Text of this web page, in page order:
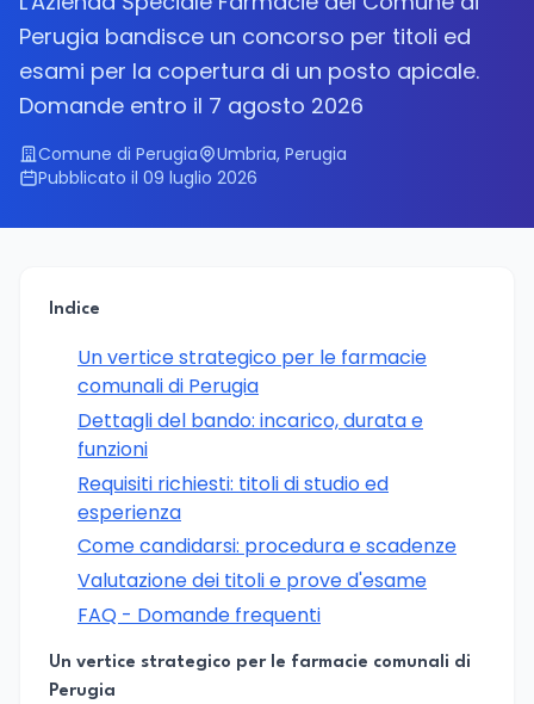
Perugia bandisce un concorso per titoli ed
esami per la copertura di un posto apicale.
Domande entro il 7 agosto 2026
Comune di Perugia
Umbria, Perugia
Pubblicato il 09 luglio 2026
Indice
Un vertice strategico per le farmacie
comunali di Perugia
Dettagli del bando: incarico, durata e
funzioni
Requisiti richiesti: titoli di studio ed
esperienza
Come candidarsi: procedura e scadenze
Valutazione dei titoli e prove d'esame
FAQ - Domande frequenti
Un vertice strategico per le farmacie comunali di
Perugia